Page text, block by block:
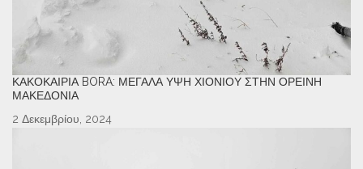
ΚΑΚΟΚΑΙΡΊΑ BORA: ΜΕΓΆΛΑ ΎΨΗ ΧΙΟΝΙΟΎ ΣΤΗΝ ΟΡΕΙΝΉ
ΜΑΚΕΔΟΝΊΑ
2 Δεκεμβρίου, 2024